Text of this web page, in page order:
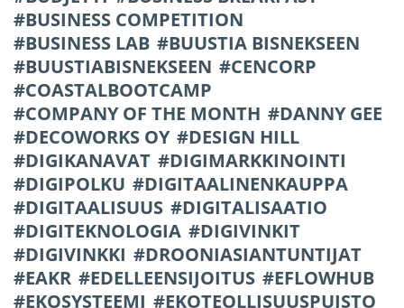
BUSINESS COMPETITION
BUSINESS LAB
BUUSTIA BISNEKSEEN
BUUSTIABISNEKSEEN
CENCORP
COASTALBOOTCAMP
COMPANY OF THE MONTH
DANNY GEE
DECOWORKS OY
DESIGN HILL
DIGIKANAVAT
DIGIMARKKINOINTI
DIGIPOLKU
DIGITAALINENKAUPPA
DIGITAALISUUS
DIGITALISAATIO
DIGITEKNOLOGIA
DIGIVINKIT
DIGIVINKKI
DROONIASIANTUNTIJAT
EAKR
EDELLEENSIJOITUS
EFLOWHUB
EKOSYSTEEMI
EKOTEOLLISUUSPUISTO